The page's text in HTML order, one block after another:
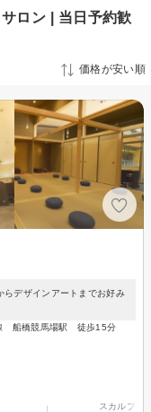
ロン | 当日予約歓
価格が安い順
らデザインアートまでお好み
船橋競馬場駅 徒歩15分
スカルプ